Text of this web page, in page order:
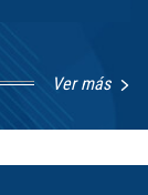
Ver más